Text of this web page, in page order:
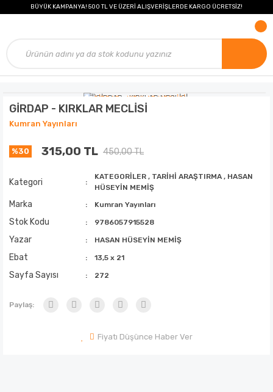
BÜYÜK KAMPANYA! 500 TL VE ÜZERİ ALIŞVERİŞLERDE KARGO ÜCRETSİZ!
GİRDAP - KIRKLAR MECLİSİ
Kumran Yayınları
%30 315,00 TL 450,00 TL
Kategori
KATEGORİLER , TARİHİ ARAŞTIRMA , HASAN
HÜSEYİN MEMİŞ
Marka Kumran Yayınları
Stok Kodu 9786057915528
Yazar HASAN HÜSEYİN MEMİŞ
Ebat 13,5 x 21
Sayfa Sayısı 272
Paylaş:
Fiyatı Düşünce Haber Ver